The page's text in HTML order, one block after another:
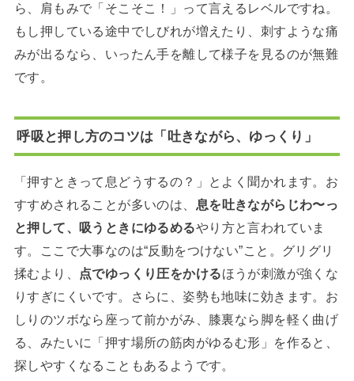
ら、肩もみで「そこそこ！」って言えるレベルですね。
もし押している途中でしびれが増えたり、刺すような痛
みが出るなら、いったん手を離して様子を見るのが無難
です。
呼吸と押し方のコツは「吐きながら、ゆっくり」
「押すときって息どうするの？」とよく聞かれます。お
すすめされることが多いのは、 息を吐きながらじわ〜っ
と押して、吸うときにゆるめるやり方と言われていま
す。ここで大事なのは“反動をつけない”こと。グリグリ
揉むより、
点でゆっくり圧をかけるほうが刺激が強くな
りすぎにくいです。さらに、姿勢も地味に効きます。お
しりのツボなら座って前かがみ、膝裏なら脚を軽く曲げ
る、みたいに「押す場所の筋肉がゆるむ形」を作ると、
探しやすくなることもあるようです。